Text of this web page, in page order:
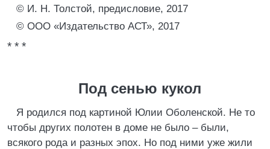
© И. Н. Толстой, предисловие, 2017
© ООО «Издательство АСТ», 2017
* * *
Под сенью кукол
Я родился под картиной Юлии Оболенской. Не то
чтобы других полотен в доме не было – были,
всякого рода и разных эпох. Но под ними уже жили